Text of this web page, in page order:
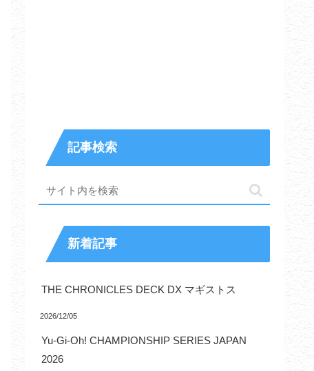
記事検索
新着記事
THE CHRONICLES DECK DX マギストス
2026/12/05
Yu-Gi-Oh! CHAMPIONSHIP SERIES JAPAN
2026